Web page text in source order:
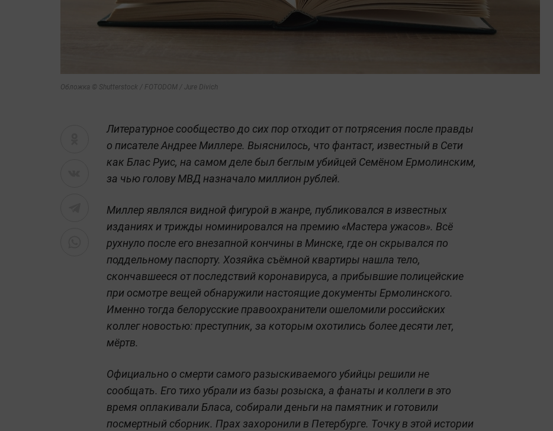
Обложка © Shutterstock / FOTODOM / Jure Divich
Литературное сообщество до сих пор отходит от потрясения после правды
о писателе Андрее Миллере. Выяснилось, что фантаст, известный в Сети
как Блас Руис, на самом деле был беглым убийцей Семёном Ермолинским,
за чью голову МВД назначало миллион рублей.
Миллер являлся видной фигурой в жанре, публиковался в известных
изданиях и трижды номинировался на премию «Мастера ужасов». Всё
рухнуло после его внезапной кончины в Минске, где он скрывался по
поддельному паспорту. Хозяйка съёмной квартиры нашла тело,
скончавшееся от последствий коронавируса, а прибывшие полицейские
при осмотре вещей обнаружили настоящие документы Ермолинского.
Именно тогда белорусские правоохранители ошеломили российских
коллег новостью: преступник, за которым охотились более десяти лет,
мёртв.
Официально о смерти самого разыскиваемого убийцы решили не
сообщать. Его тихо убрали из базы розыска, а фанаты и коллеги в это
время оплакивали Бласа, собирали деньги на памятник и готовили
посмертный сборник. Прах захоронили в Петербурге. Точку в этой истории